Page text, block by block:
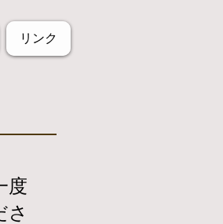
リンク
度
さ